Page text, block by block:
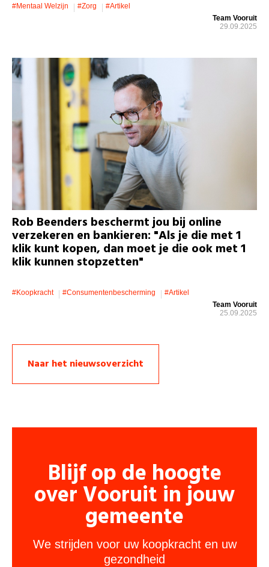
#mentaal Welzijn #zorg
#artikel
Team Vooruit
29.09.2025
Rob Beenders beschermt jou bij online
verzekeren en bankieren: "Als je die met 1
klik kunt kopen, dan moet je die ook met 1
klik kunnen stopzetten"
#koopkracht #consumentenbescherming
#artikel
Team Vooruit
25.09.2025
Naar het nieuwsoverzicht
Blijf op de hoogte
over Vooruit in jouw
gemeente
We strijden voor uw koopkracht en uw
gezondheid